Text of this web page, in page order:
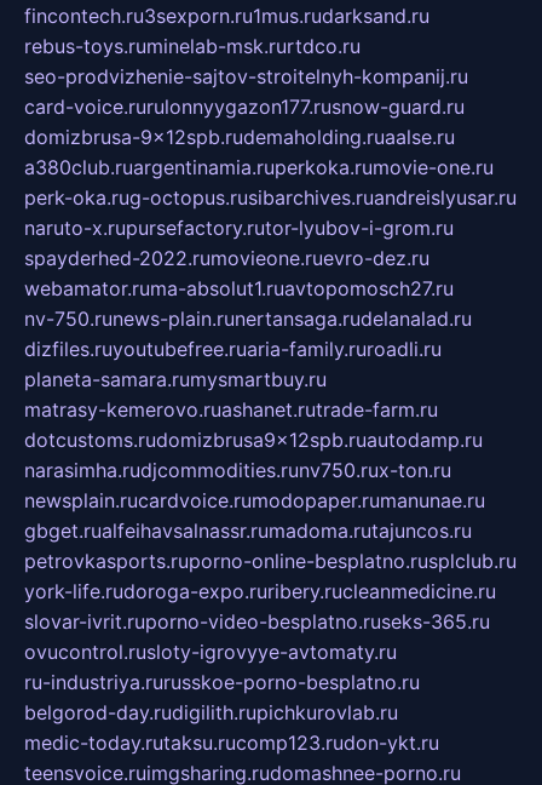
fincontech.ru3sexporn.ru1mus.rudarksand.ru
rebus-toys.ruminelab-msk.rurtdco.ru
seo-prodvizhenie-sajtov-stroitelnyh-kompanij.ru
card-voice.rurulonnyygazon177.rusnow-guard.ru
domizbrusa-9x12spb.rudemaholding.ruaalse.ru
a380club.ruargentinamia.ruperkoka.rumovie-one.ru
perk-oka.rug-octopus.rusibarchives.ruandreislyusar.ru
naruto-x.rupursefactory.rutor-lyubov-i-grom.ru
spayderhed-2022.rumovieone.ruevro-dez.ru
webamator.ruma-absolut1.ruavtopomosch27.ru
nv-750.runews-plain.runertansaga.rudelanalad.ru
dizfiles.ruyoutubefree.ruaria-family.ruroadli.ru
planeta-samara.rumysmartbuy.ru
matrasy-kemerovo.ruashanet.rutrade-farm.ru
dotcustoms.rudomizbrusa9x12spb.ruautodamp.ru
narasimha.rudjcommodities.runv750.rux-ton.ru
newsplain.rucardvoice.rumodopaper.rumanunae.ru
gbget.rualfeihavsalnassr.rumadoma.rutajuncos.ru
petrovkasports.ruporno-online-besplatno.rusplclub.ru
york-life.rudoroga-expo.ruribery.rucleanmedicine.ru
slovar-ivrit.ruporno-video-besplatno.ruseks-365.ru
ovucontrol.rusloty-igrovyye-avtomaty.ru
ru-industriya.rurusskoe-porno-besplatno.ru
belgorod-day.rudigilith.rupichkurovlab.ru
medic-today.rutaksu.rucomp123.rudon-ykt.ru
teensvoice.ruimgsharing.rudomashnee-porno.ru